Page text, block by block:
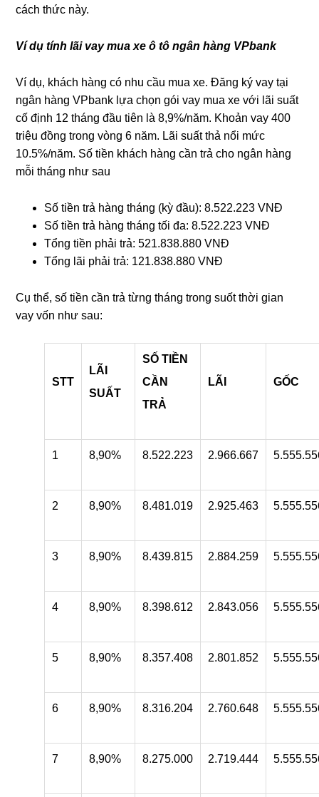
cách thức này.
Ví dụ tính lãi vay mua xe ô tô ngân hàng VPbank
Ví dụ, khách hàng có nhu cầu mua xe. Đăng ký vay tại
ngân hàng VPbank lựa chọn gói vay mua xe với lãi suất
cố định 12 tháng đầu tiên là 8,9%/năm. Khoản vay 400
triệu đồng trong vòng 6 năm. Lãi suất thả nổi mức
10.5%/năm. Số tiền khách hàng cần trả cho ngân hàng
mỗi tháng như sau
Số tiền trả hàng tháng (kỳ đầu): 8.522.223 VNĐ
Số tiền trả hàng tháng tối đa: 8.522.223 VNĐ
Tổng tiền phải trả: 521.838.880 VNĐ
Tổng lãi phải trả: 121.838.880 VNĐ
Cụ thể, số tiền cần trả từng tháng trong suốt thời gian
vay vốn như sau:
STT
LÃI
SUẤT
SỐ TIỀN
CẦN
TRẢ
LÃI GỐC
1 8,90% 8.522.223 2.966.667
2 8,90% 8.481.019 2.925.463
3 8,90% 8.439.815 2.884.259
4 8,90% 8.398.612 2.843.056
5 8,90% 8.357.408 2.801.852
6 8,90% 8.316.204 2.760.648
7 8,90% 8.275.000 2.719.444